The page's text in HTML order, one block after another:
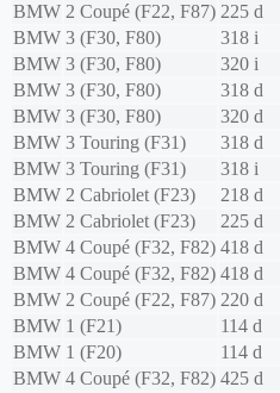
BMW 2 Coupé (F22, F87) 225 d
BMW 3 (F30, F80) 318 i
BMW 3 (F30, F80) 320 i
BMW 3 (F30, F80) 318 d
BMW 3 (F30, F80) 320 d
BMW 3 Touring (F31) 318 d
BMW 3 Touring (F31) 318 i
BMW 2 Cabriolet (F23) 218 d
BMW 2 Cabriolet (F23) 225 d
BMW 4 Coupé (F32, F82) 418 d
BMW 4 Coupé (F32, F82) 418 d
BMW 2 Coupé (F22, F87) 220 d
BMW 1 (F21) 114 d
BMW 1 (F20) 114 d
BMW 4 Coupé (F32, F82) 425 d